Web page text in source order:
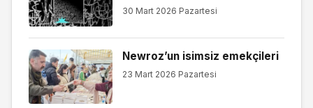
30 Mart 2026 Pazartesi
Newroz’un isimsiz emekçileri
23 Mart 2026 Pazartesi